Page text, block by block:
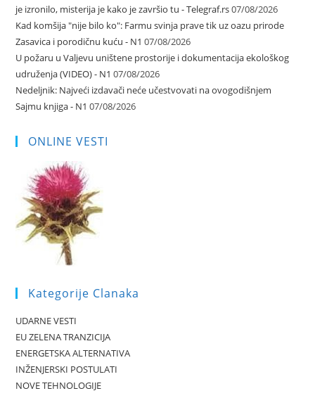
je izronilo, misterija je kako je završio tu - Telegraf.rs07/08/2026
Kad komšija "nije bilo ko": Farmu svinja prave tik uz oazu prirode
Zasavica i porodičnu kuću - N1 07/08/2026
U požaru u Valjevu uništene prostorije i dokumentacija ekološkog
udruženja (VIDEO) - N1 07/08/2026
Nedeljnik: Najveći izdavači neće učestvovati na ovogodišnjem
Sajmu knjiga - N1 07/08/2026
ONLINE VESTI
Kategorije Clanaka
UDARNE VESTI
EU ZELENA TRANZICIJA
ENERGETSKA ALTERNATIVA
INŽENJERSKI POSTULATI
NOVE TEHNOLOGIJE